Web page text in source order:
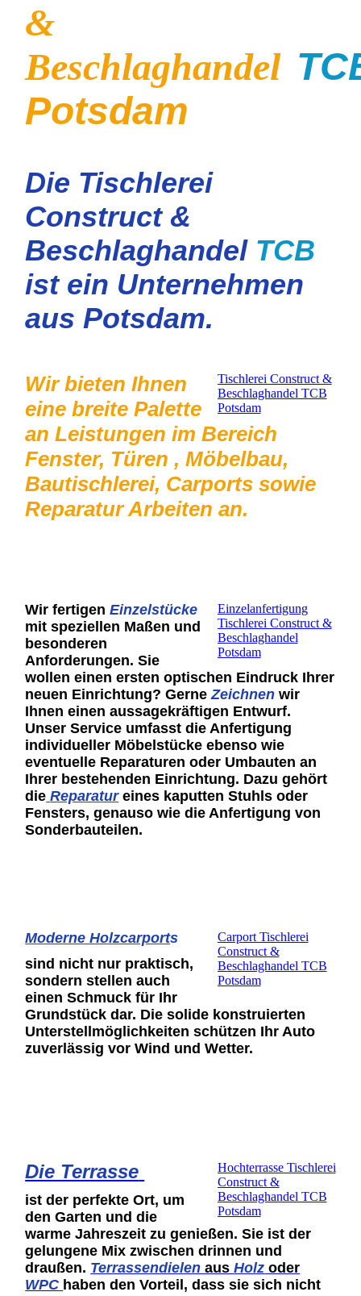
&
Beschlaghandel
Potsdam
Die Tischlerei
Construct &
Beschlaghandel TCB
ist ein Unternehmen
aus Potsdam.
Tischlerei Construct &
Beschlaghandel TCB
Potsdam
Wir bieten Ihnen
eine breite Palette
an Leistungen im Bereich
Fenster, Türen , Möbelbau,
Bautischlerei, Carports sowie
Reparatur Arbeiten an.
Einzelanfertigung
Tischlerei Construct &
Beschlaghandel
Potsdam
Wir fertigen Einzelstücke
mit speziellen Maßen und
besonderen
Anforderungen. Sie
wollen einen ersten optischen Eindruck Ihrer
neuen Einrichtung? GerneZeichnen wir
Ihnen einen aussagekräftigen Entwurf.
Unser Service umfasst die Anfertigung
individueller Möbelstücke ebenso wie
eventuelle Reparaturen oder Umbauten an
Ihrer bestehenden Einrichtung. Dazu gehört
die Reparatureines kaputten Stuhls oder
Fensters, genauso wie die Anfertigung von
Sonderbauteilen.
Carport Tischlerei
Construct &
Beschlaghandel TCB
Potsdam
Moderne Holzcarports
sind nicht nur praktisch,
sondern stellen auch
einen Schmuck für Ihr
Grundstück dar. Die solide konstruierten
Unterstellmöglichkeiten schützen Ihr Auto
zuverlässig vor Wind und Wetter.
Hochterrasse Tischlerei
Construct &
Beschlaghandel TCB
Potsdam
Die Terrasse
ist der perfekte Ort, um
den Garten und die
warme Jahreszeit zu genießen. Sie ist der
gelungene Mix zwischen drinnen und
draußen. TerrassendielenausHolz oder
WPC haben den Vorteil, dass sie sich nicht